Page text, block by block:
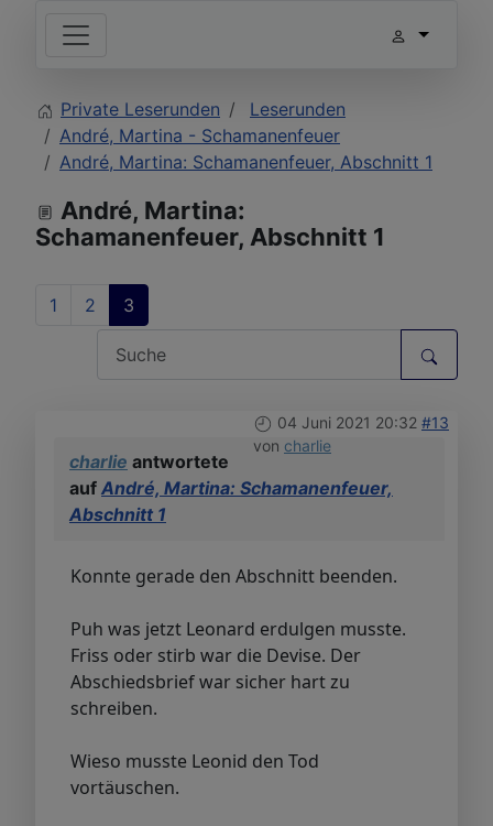
Private Leserunden
Leserunden
André, Martina - Schamanenfeuer
André, Martina: Schamanenfeuer, Abschnitt 1
André, Martina:
Schamanenfeuer, Abschnitt 1
1 2 3
04 Juni 2021 20:32 #13
von charlie
charlie antwortete
auf André, Martina: Schamanenfeuer,
Abschnitt 1
Konnte gerade den Abschnitt beenden.
Puh was jetzt Leonard erdulgen musste.
Friss oder stirb war die Devise. Der
Abschiedsbrief war sicher hart zu
schreiben.
Wieso musste Leonid den Tod
vortäuschen.